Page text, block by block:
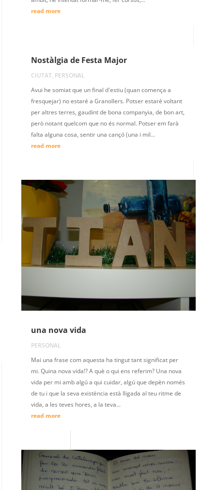
read more
Nostàlgia de Festa Major
CIUTAT, PERSONAL
Avui he somiat que un final d'estiu (quan comença a
fresquejar) no estaré a Granollers. Potser estaré voltant
per altres terres, gaudint de bona companyia, de bon art,
però notant quelcom que no és normal. Potser em farà
falta alguna cosa, sentir una cançó (una i mil...
read more
una nova vida
PERSONAL
Mai una frase com aquesta ha tingut tant significat per
mi. Quina nova vida!? A què o qui ens referim? Una nova
vida per mi amb algú a qui cuidar, algú que depèn només
de tu i que la seva existència està lligada al teu ritme de
vida, a les teves hores, a la teva...
read more